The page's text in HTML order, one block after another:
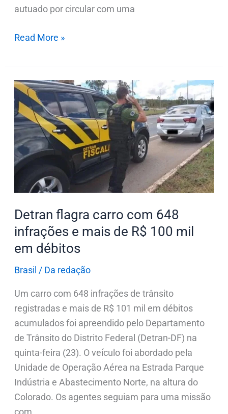
autuado por circular com uma
Read More »
Detran flagra carro com 648
infrações e mais de R$ 100 mil
em débitos
Brasil / Da redação
Um carro com 648 infrações de trânsito
registradas e mais de R$ 101 mil em débitos
acumulados foi apreendido pelo Departamento
de Trânsito do Distrito Federal (Detran-DF) na
quinta-feira (23). O veículo foi abordado pela
Unidade de Operação Aérea na Estrada Parque
Indústria e Abastecimento Norte, na altura do
Colorado. Os agentes seguiam para uma missão
com
Detran
flagra
carro
com
648
infrações
mais
R$
100
mil
em